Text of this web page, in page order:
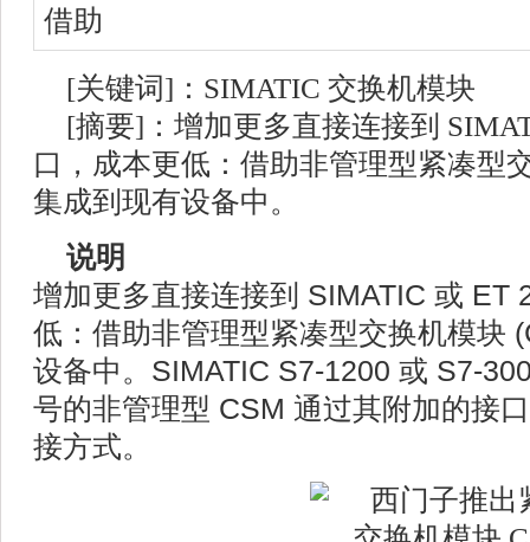
借助
[关键词]：SIMATIC 交换机模块
[摘要]：增加更多直接连接到
口，成本更低：借助非管理型紧凑型
集成到现有设备中。
说明
增加更多直接连接到 SIMATIC 或 ET
低：借助非管理型紧凑型交换机模块
设备中。SIMATIC S7-1200 或 S7-
号的非管理型 CSM 通过其附加的接
接方式。